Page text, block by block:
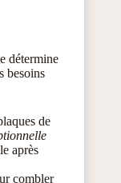
détermine
besoins
de
après
combler